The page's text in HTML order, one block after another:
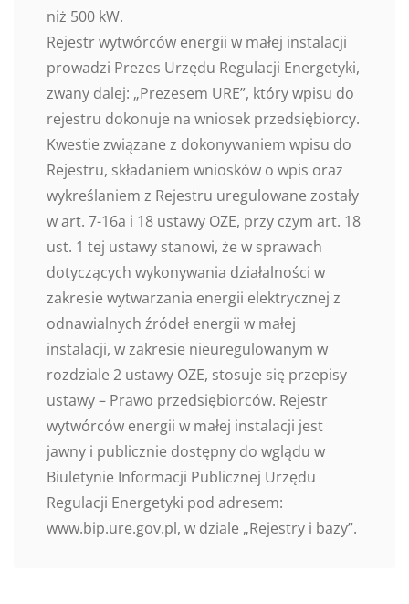
niż 500 kW.
Rejestr wytwórców energii w małej instalacji
prowadzi Prezes Urzędu Regulacji Energetyki,
zwany dalej: „Prezesem URE”, który wpisu do
rejestru dokonuje na wniosek przedsiębiorcy.
Kwestie związane z dokonywaniem wpisu do
Rejestru, składaniem wniosków o wpis oraz
wykreślaniem z Rejestru uregulowane zostały
w art. 7-16a i 18 ustawy OZE, przy czym art. 18
ust. 1 tej ustawy stanowi, że w sprawach
dotyczących wykonywania działalności w
zakresie wytwarzania energii elektrycznej z
odnawialnych źródeł energii w małej
instalacji, w zakresie nieuregulowanym w
rozdziale 2 ustawy OZE, stosuje się przepisy
ustawy – Prawo przedsiębiorców. Rejestr
wytwórców energii w małej instalacji jest
jawny i publicznie dostępny do wglądu w
Biuletynie Informacji Publicznej Urzędu
Regulacji Energetyki pod adresem:
www.bip.ure.gov.pl, w dziale „Rejestry i bazy”.